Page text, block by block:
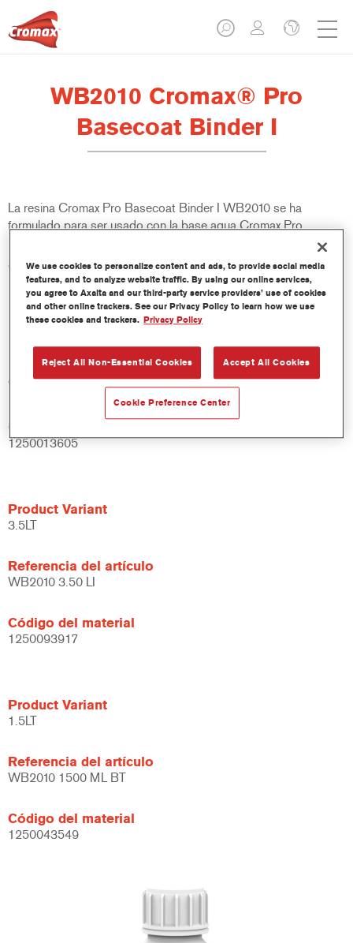
WB2010 Cromax® Pro
Basecoat Binder I
La resina Cromax Pro Basecoat Binder I WB2010 se ha
formulado para ser usado con la base agua Cromax Pro.
Características del producto
Product Variant
Referencia del artículo
WB2010 DW 1 LT
Código del material
1250013605
Product Variant
3.5LT
Referencia del artículo
WB2010 3.50 LI
Código del material
1250093917
Product Variant
1.5LT
Referencia del artículo
WB2010 1500 ML BT
Código del material
1250043549
We use cookies to personalize content and ads, to provide social media
features, and to analyze website traffic. By using our online services,
you agree to Axalta and our third-party service providers’ use of cookies
and other online trackers. See our Privacy Policy to learn how we use
these cookies and trackers. Privacy Policy
Reject All Non-Essential Cookies Accept All Cookies
Cookie Preference Center